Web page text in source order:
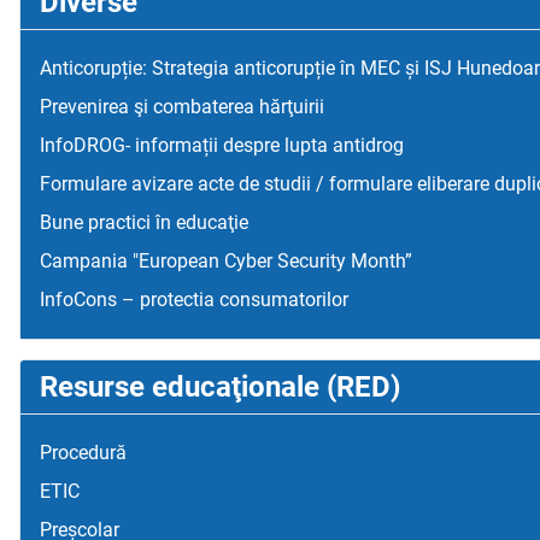
Anticorupție: Strategia anticorupție în MEC și ISJ
Prevenirea şi combaterea hărţuirii
InfoDROG- informații despre lupta antidrog
Formulare avizare acte de studii / formulare eliberare
Bune practici în educaţie
Campania "European Cyber Security Month”
InfoCons – protectia consumatorilor
Resurse educaţionale (RED)
Procedură
ETIC
Preșcolar